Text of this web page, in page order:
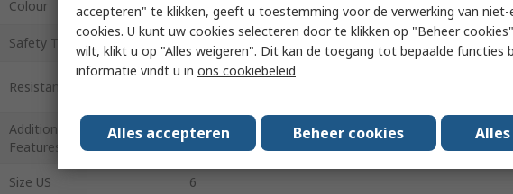
Colour White
Safety Toe Type Composite
Resistance Features
Resists Grease and Cleaning Products, Scuff
Additional Safety
Features
A
Size US 6
accepteren" te klikken, geeft u toestemming voor de verwerking van niet-
cookies. U kunt uw cookies selecteren door te klikken op "Beheer
wilt, klikt u op "Alles weigeren". Dit kan de toegang tot bepaalde functies
informatie vindt u in ons cookiebeleid
Alles accepteren Beheer cookies